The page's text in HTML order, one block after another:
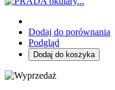
Dodaj do porównania
Podgląd
Dodaj do koszyka